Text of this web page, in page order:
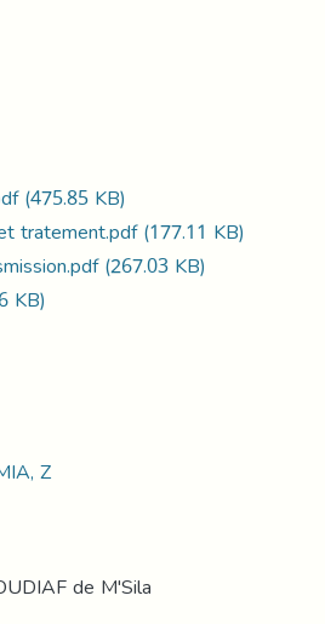
(475.85 KB)
tratement.pdf(177.11 KB)
(267.03 KB)
KB)
Z
de M'Sila